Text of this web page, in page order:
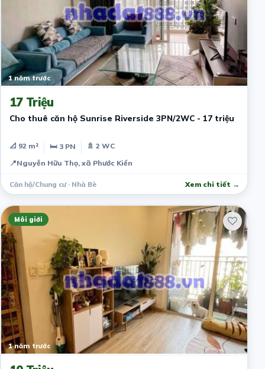
1 năm trước
17 Triệu
Cho thuê căn hộ Sunrise Riverside 3PN/2WC - 17 triệu
📐 92 m² 🛏 3 PN
🚿 2 WC
📍Nguyễn Hữu Thọ, xã Phước Kiển
Căn hộ/Chung cư · Nhà Bè Xem chi tiết →
Môi giới
1 năm trước